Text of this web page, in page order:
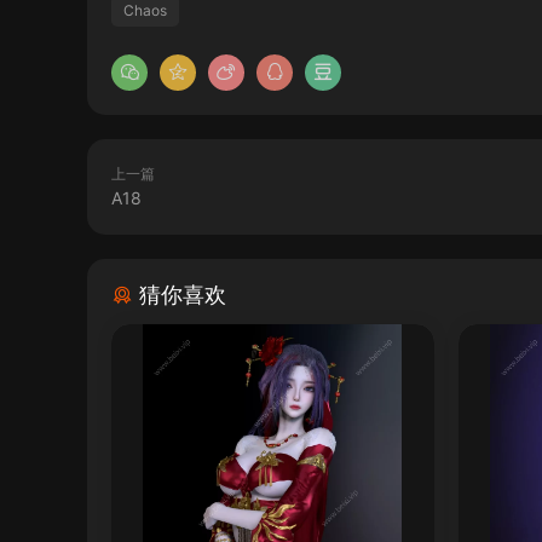
Chaos
上一篇
A18
猜你喜欢